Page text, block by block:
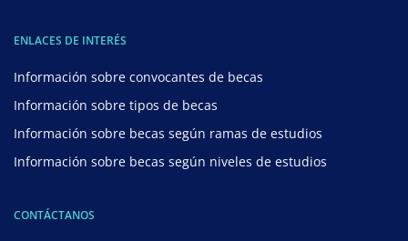
ENLACES DE INTERÉS
Información sobre convocantes de becas
Información sobre tipos de becas
Información sobre becas según ramas de estudios
Información sobre becas según niveles de estudios
CONTÁCTANOS